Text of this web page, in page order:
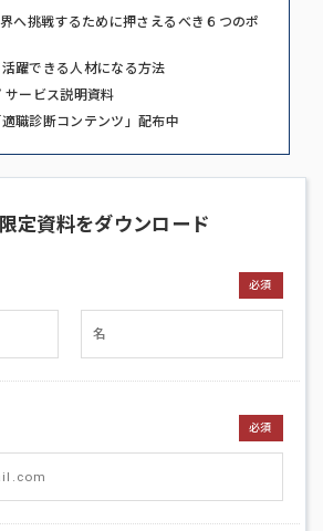
へ挑戦するために押さえるべき６つのポ
躍できる人材になる方法
サービス説明資料
職診断コンテンツ」配布中
定資料をダウンロード
必須
必須